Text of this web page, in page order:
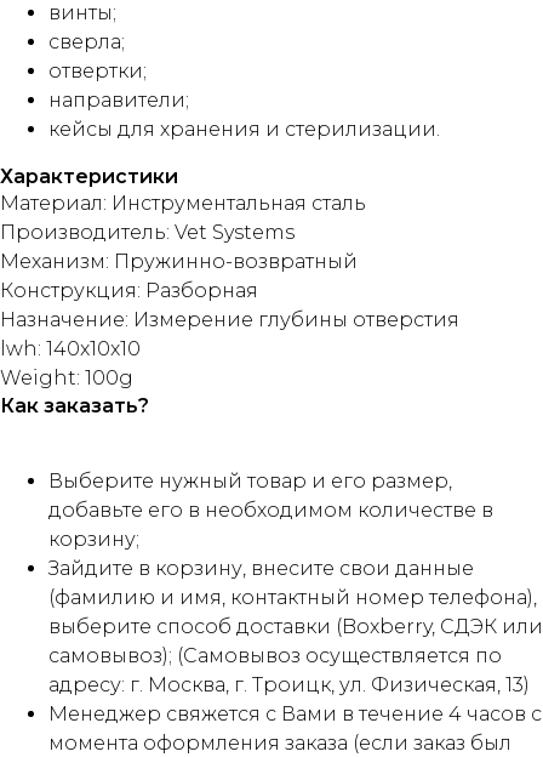
винты;
сверла;
отвертки;
направители;
кейсы для хранения и стерилизации.
Характеристики
Материал: Инструментальная сталь
Производитель: Vet Systems
Механизм: Пружинно-возвратный
Конструкция: Разборная
Назначение: Измерение глубины отверстия
lwh: 140x10x10
Weight: 100g
Как заказать?
Выберите нужный товар и его размер,
добавьте его в необходимом количестве в
корзину;
Зайдите в корзину, внесите свои данные
(фамилию и имя, контактный номер телефона),
выберите способ доставки (Boxberry, СДЭК или
самовывоз); (Самовывоз осуществляется по
адресу: г. Москва, г. Троицк, ул. Физическая, 13)
Менеджер свяжется с Вами в течение 4 часов с
момента оформления заказа (если заказ был